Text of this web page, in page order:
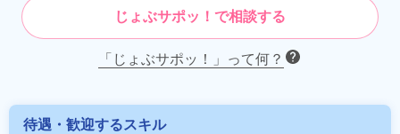
じょぶサポッ！で相談する
「じょぶサポッ！」って何？
待遇・歓迎するスキル